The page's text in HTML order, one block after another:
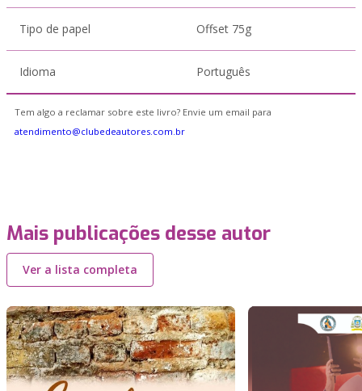
Tipo de papel Offset 75g
Idioma Português
Tem algo a reclamar sobre este livro? Envie um email para
atendimento@clubedeautores.com.br
Mais publicações desse autor
Ver a lista completa